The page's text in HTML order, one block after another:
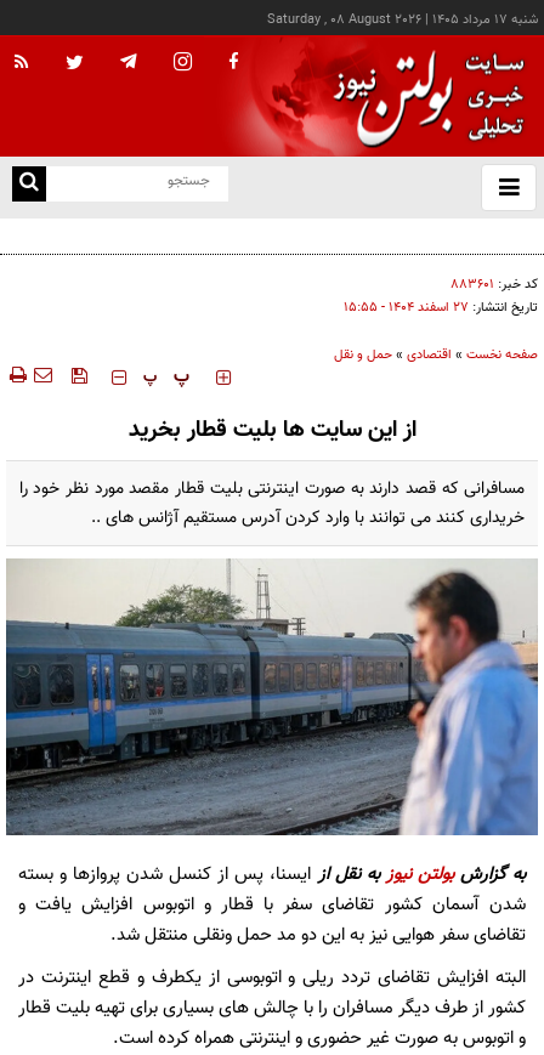
شنبه ۱۷ مرداد ۱۴۰۵ |
Saturday , 08 August 2026
باز
و
کد خبر: ۸۸۳۶۰۱
تاریخ انتشار: ۲۷ اسفند ۱۴۰۴ - ۱۵:۵۵
صفحه نخست » اقتصادی »حمل و نقل
‍‍‍ پ پ
از این سایت ها بلیت قطار بخرید
مسافرانی که قصد دارند به صورت اینترنتی بلیت قطار مقصد مورد نظر خود را
خریداری کنند می توانند با وارد کردن آدرس مستقیم آژانس های ..
به گزارشبولتن نیوزبه نقل ازایسنا، پس از کنسل شدن پروازها و بسته
شدن آسمان کشور تقاضای سفر با قطار و اتوبوس افزایش یافت و
تقاضای سفر هوایی نیز به این دو مد حمل ونقلی منتقل شد.
البته افزایش تقاضای تردد ریلی و اتوبوسی از یکطرف و قطع اینترنت در
کشور از طرف دیگر مسافران را با چالش های بسیاری برای تهیه بلیت قطار
و اتوبوس به صورت غیر حضوری و اینترنتی همراه کرده است.